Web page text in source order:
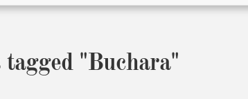
tagged "Buchara"